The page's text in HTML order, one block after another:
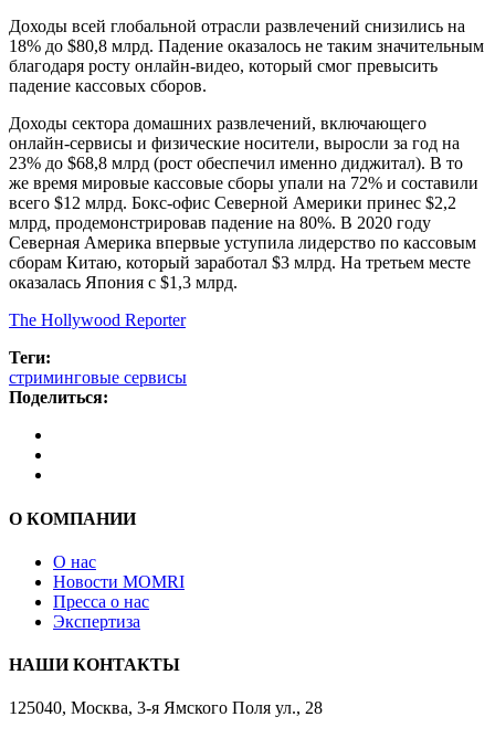
Доходы всей глобальной отрасли развлечений снизились на
18% до $80,8 млрд. Падение оказалось не таким значительным
благодаря росту онлайн-видео, который смог превысить
падение кассовых сборов.
Доходы сектора домашних развлечений, включающего
онлайн-сервисы и физические носители, выросли за год на
23% до $68,8 млрд (рост обеспечил именно диджитал). В то
же время мировые кассовые сборы упали на 72% и составили
всего $12 млрд. Бокс-офис Северной Америки принес $2,2
млрд, продемонстрировав падение на 80%. В 2020 году
Северная Америка впервые уступила лидерство по кассовым
сборам Китаю, который заработал $3 млрд. На третьем месте
оказалась Япония с $1,3 млрд.
The Hollywood Reporter
Теги:
стриминговые сервисы
Поделиться:
О КОМПАНИИ
О нас
Новости MOMRI
Пресса о нас
Экспертиза
НАШИ КОНТАКТЫ
125040, Москва, 3-я Ямского Поля ул., 28